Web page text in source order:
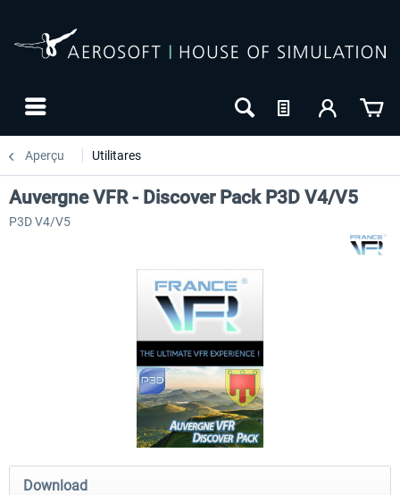
Aperçu Utilitares
FSDG - Flight Suite Pro Traffic Global for P3D &
Auvergne VFR - Discover Pack P3D V4/V5
P3D V4/V5
Download